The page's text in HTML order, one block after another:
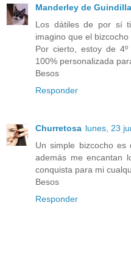
Manderley de
Los dátiles de por sí
imagino que el bizcocho
Por cierto, estoy de
100% personalizada
Besos
Responder
Churretosa lunes, 23
Un simple bizcocho es
además me encantan
conquista para mi
Besos
Responder